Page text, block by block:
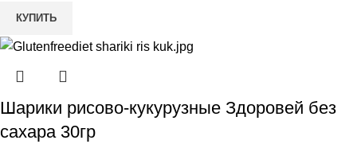
КУПИТЬ
Шарики рисово-кукурузные Здоровей без
сахара 30гр